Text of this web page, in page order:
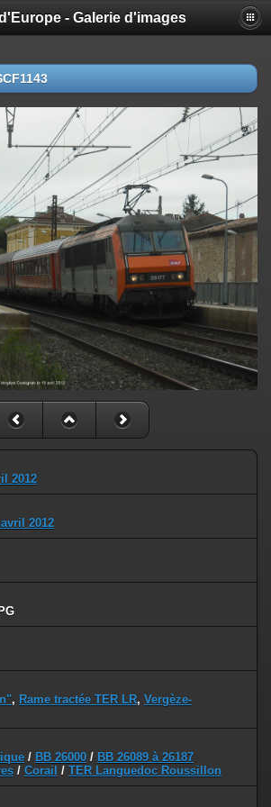
- Galerie d'images
2012
2012
, Rame tractée TER LR, Vergèze-
/ BB 26000 / BB 26089 à 26187
/ Corail / TER Languedoc Roussillon